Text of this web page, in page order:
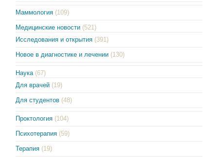
Маммология (109)
Медицинские новости (521)
Исследования и открытия (391)
Новое в диагностике и лечении (130)
Наука (67)
Для врачей (19)
Для студентов (48)
Проктология (104)
Психотерапия (59)
Терапия (19)